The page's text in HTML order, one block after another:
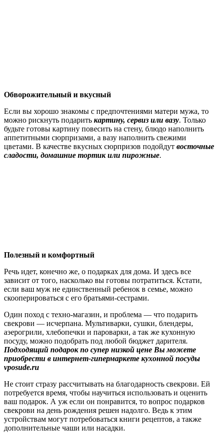
Обворожительный и вкусный
Если вы хорошо знакомы с предпочтениями матери мужа, то
можно рискнуть подарить картину, сервиз или вазу. Только
будьте готовы картину повесить на стену, блюдо наполнить
аппетитными сюрпризами, а вазу наполнить свежими
цветами. В качестве вкусных сюрпризов подойдут восточные
сладости, домашние тортик или пирожные.
Полезный и комфортный
Речь идет, конечно же, о подарках для дома. И здесь все
зависит от того, насколько вы готовы потратиться. Кстати,
если ваш муж не единственный ребенок в семье, можно
скооперироваться с его братьями-сестрами.
Один поход с техно-магазин, и проблема — что подарить
свекрови — исчерпана. Мультиварки, сушки, блендеры,
аэерогрили, хлебопечки и пароварки, а так же кухонную
посуду, можно подобрать под любой бюджет дарителя.
Подходящий подарок по супер низкой цене Вы можете
приобрести в интернет-гипермаркете кухонной посуды
vposude.ru
Не стоит стразу рассчитывать на благодарность свекрови. Ей
потребуется время, чтобы научиться использовать и оценить
ваш подарок. А уж если он понравится, то вопрос подарков
свекрови на день рождения решен надолго. Ведь к этим
устройствам могут потребоваться книги рецептов, а также
дополнительные чаши или насадки.